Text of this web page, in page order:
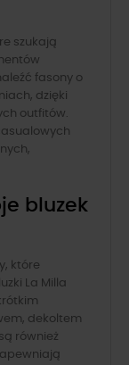
szukają
fasony o
dzięki
outfitów.
bluzek
które
La Milla
dekoltem
również